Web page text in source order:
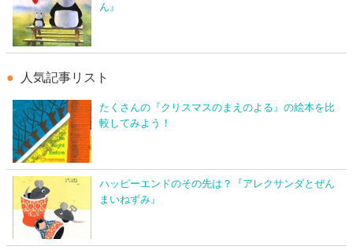
ん』
人気記事リスト
たくさんの『クリスマスのまえのよる』の絵本を比
較してみよう！
ハッピーエンドのその先は？『アレクサンダとぜん
まいねずみ』